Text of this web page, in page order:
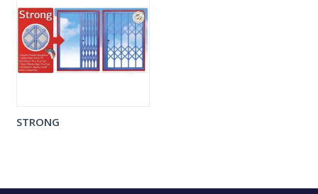
STRONG